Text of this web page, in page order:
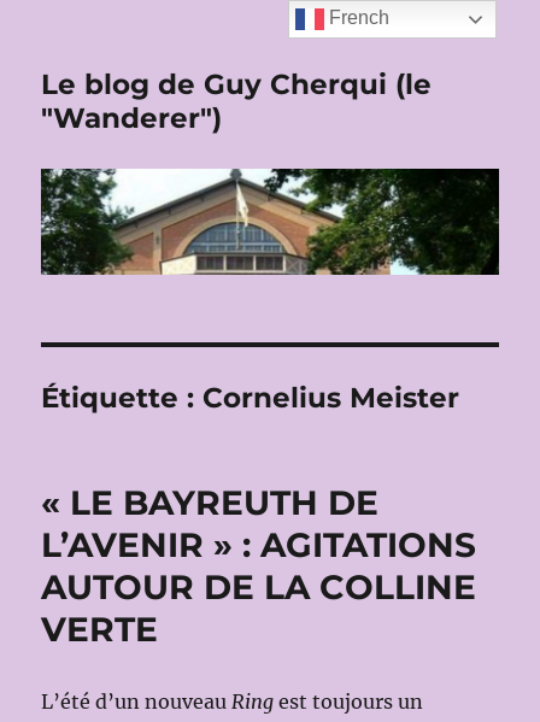
Le blog de Guy Cherqui (le
"Wanderer")
Étiquette : Cornelius Meister
« LE BAYREUTH DE
L’AVENIR » : AGITATIONS
AUTOUR DE LA COLLINE
VERTE
L’été d’un nouveauRing est toujours un
French